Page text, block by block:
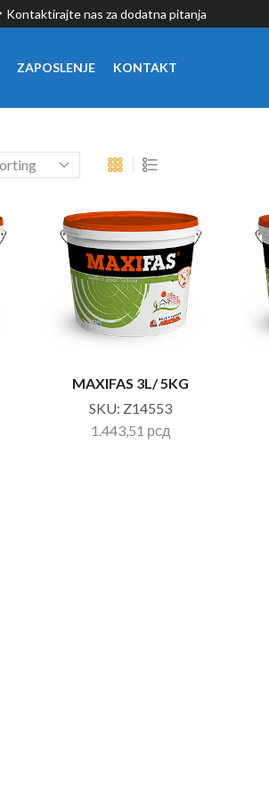
Kontaktirajte nas za dodatna pitanja
ZAPOSLENJE KONTAKT
MAXIFAS 3L/ 5KG
SKU: Z14553
1.443,51 рсд